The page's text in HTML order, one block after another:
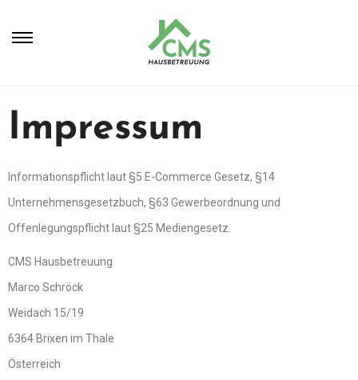
Impressum
Informationspflicht laut §5 E-Commerce Gesetz, §14
Unternehmensgesetzbuch, §63 Gewerbeordnung und
Offenlegungspflicht laut §25 Mediengesetz.
CMS Hausbetreuung
Marco Schröck
Weidach 15/19
6364 Brixen im Thale
Österreich